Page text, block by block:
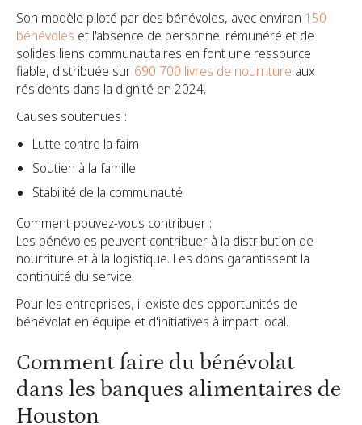
Son modèle piloté par des bénévoles, avec environ 150
bénévoles et l'absence de personnel rémunéré et de
solides liens communautaires en font une ressource
fiable, distribuée sur 690 700 livres de nourriture aux
résidents dans la dignité en 2024.
Causes soutenues :
Lutte contre la faim
Soutien à la famille
Stabilité de la communauté
Comment pouvez-vous contribuer :
Les bénévoles peuvent contribuer à la distribution de
nourriture et à la logistique. Les dons garantissent la
continuité du service.
Pour les entreprises, il existe des opportunités de
bénévolat en équipe et d'initiatives à impact local.
Comment faire du bénévolat
dans les banques alimentaires de
Houston